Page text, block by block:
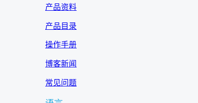
产品资料
产品目录
操作手册
博客新闻
常见问题